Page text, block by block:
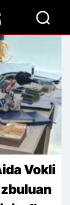
Vokli